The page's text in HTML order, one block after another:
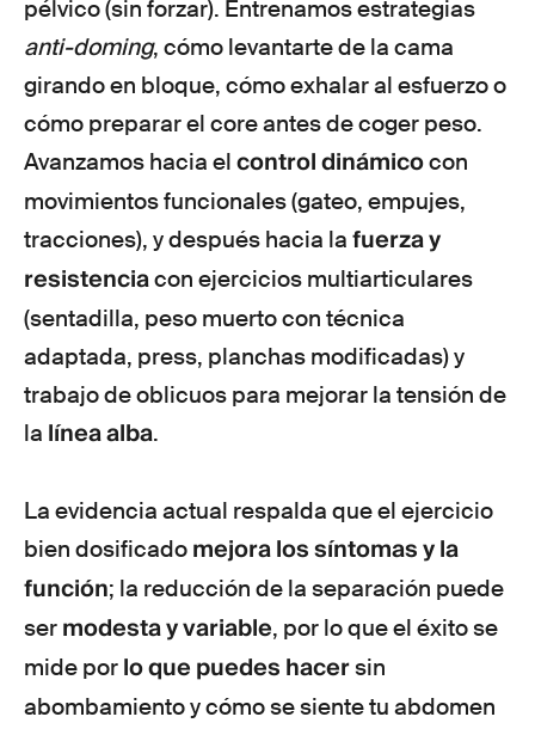
pélvico (sin forzar). Entrenamos estrategias
anti-doming, cómo levantarte de la cama
girando en bloque, cómo exhalar al esfuerzo o
cómo preparar el core antes de coger peso.
Avanzamos hacia el control dinámicocon
movimientos funcionales (gateo, empujes,
tracciones), y después hacia la fuerza y
resistenciacon ejercicios multiarticulares
(sentadilla, peso muerto con técnica
adaptada, press, planchas modificadas) y
trabajo de oblicuos para mejorar la tensión de
la línea alba.
La evidencia actual respalda que el ejercicio
bien dosificado mejora los síntomas y la
función; la reducción de la separación puede
ser modesta y variable, por lo que el éxito se
mide por lo que puedes hacersin
abombamientoy cómo se siente tu abdomen